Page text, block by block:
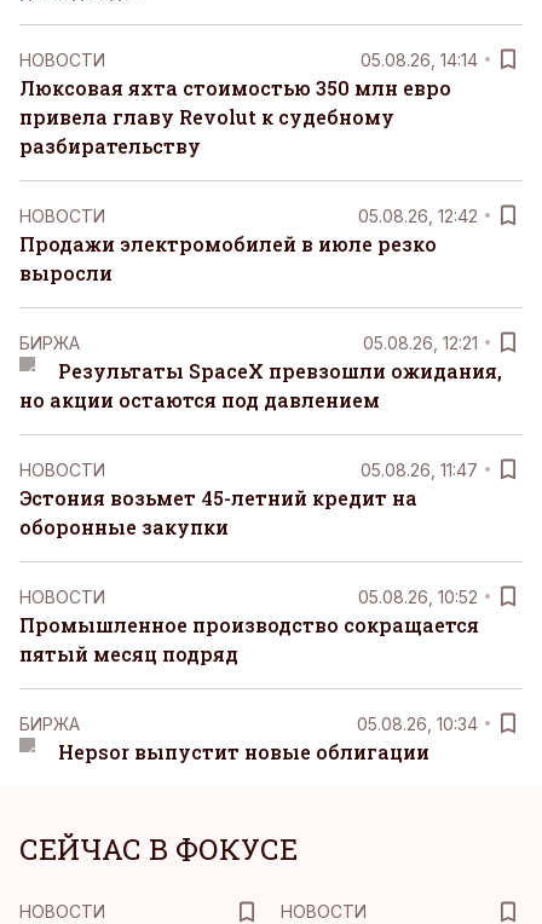
НОВОСТИ 05.08.26, 14:14
Люксовая яхта стоимостью 350 млн евро
привела главу Revolut к судебному
разбирательству
НОВОСТИ 05.08.26, 12:42
Продажи электромобилей в июле резко
выросли
БИРЖА 05.08.26, 12:21
Результаты SpaceX превзошли ожидания,
но акции остаются под давлением
НОВОСТИ 05.08.26, 11:47
Эстония возьмет 45-летний кредит на
оборонные закупки
НОВОСТИ 05.08.26, 10:52
Промышленное производство сокращается
пятый месяц подряд
БИРЖА 05.08.26, 10:34
Hepsor выпустит новые облигации
СЕЙЧАС В ФОКУСЕ
НОВОСТИ НОВОСТИ